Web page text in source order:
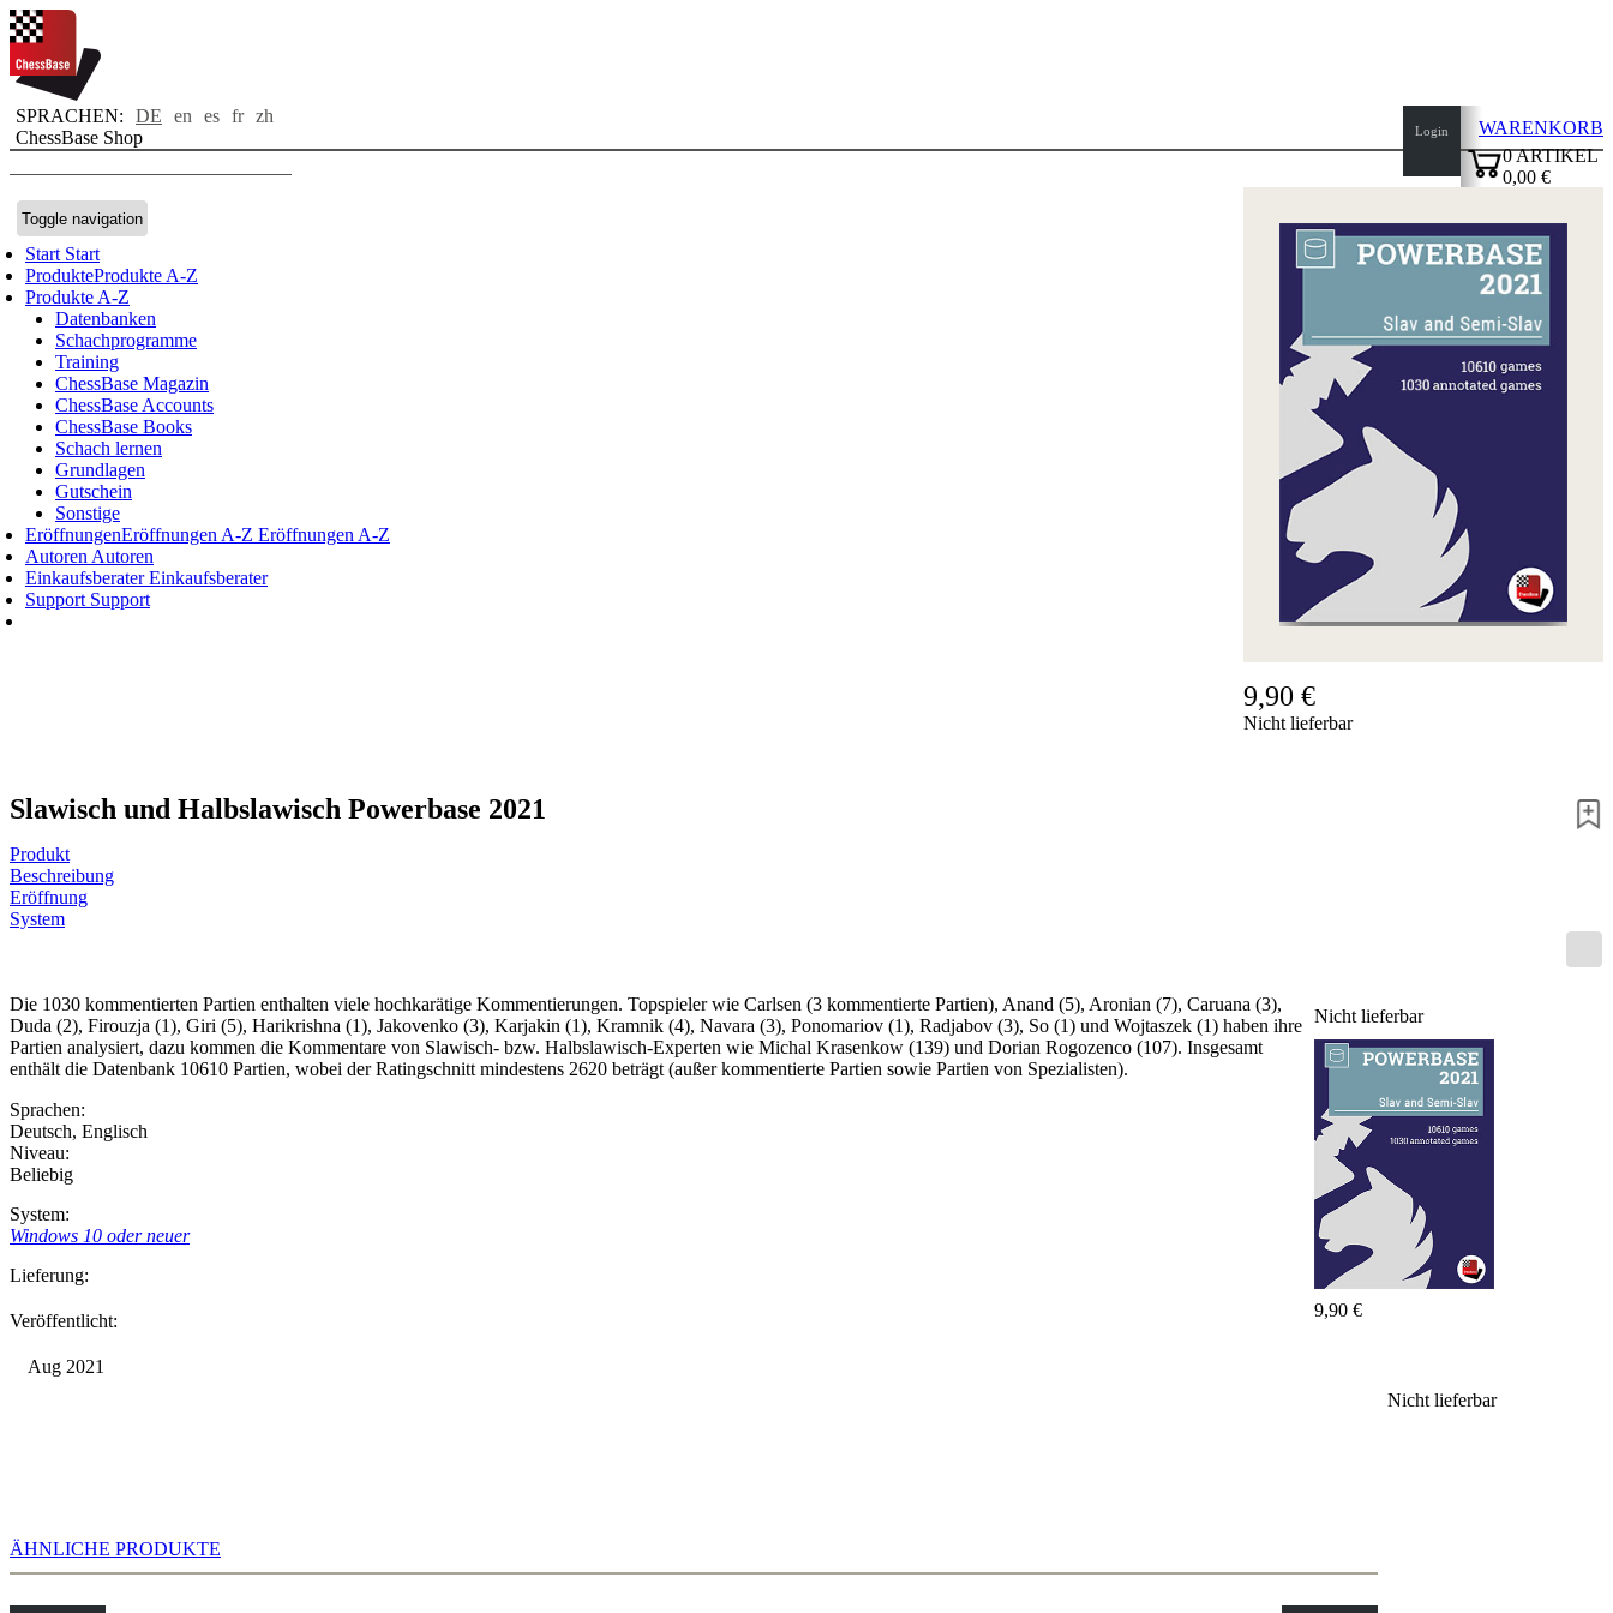
SPRACHEN: DE en es fr zh
ChessBase Shop
Toggle navigation
Start Start
ProdukteProdukte A-Z
Produkte A-Z
Datenbanken
Schachprogramme
Training
ChessBase Magazin
ChessBase Accounts
ChessBase Books
Schach lernen
Grundlagen
Gutschein
Sonstige
EröffnungenEröffnungen A-Z Eröffnungen A-Z
Autoren Autoren
EinkaufsberaterEinkaufsberater
Support Support
Login
WARENKORB
0ARTIKEL
0,00 €
9,90 €
Nicht lieferbar
Slawisch und Halbslawisch Powerbase 2021
Produkt
Beschreibung
Eröffnung
System
Nicht lieferbar
9,90 €
Die 1030 kommentierten Partien enthalten viele hochkarätige Kommentierungen. Topspieler wie Carlsen (3 kommentierte Partien), Anand (5), Aronian (7), Caruana (3),
Duda (2), Firouzja (1), Giri (5), Harikrishna (1), Jakovenko (3), Karjakin (1), Kramnik (4), Navara (3), Ponomariov (1), Radjabov (3), So (1) und Wojtaszek (1) haben ihre
Partien analysiert, dazu kommen die Kommentare von Slawisch- bzw. Halbslawisch-Experten wie Michal Krasenkow (139) und Dorian Rogozenco (107). Insgesamt
enthält die Datenbank 10610 Partien, wobei der Ratingschnitt mindestens 2620 beträgt (außer kommentierte Partien sowie Partien von Spezialisten).
Sprachen:
Deutsch, Englisch
Niveau:
Beliebig
System:
Windows 10 oder neuer
Lieferung:
Veröffentlicht:
Aug 2021
Nicht lieferbar
ÄHNLICHE PRODUKTE
Seitenanfang
Neuheiten
Autoren
Eröffnungen
Impressum
AGB
Datenschutz
über
FAQ
Lizenzen
Barrierefreiheit
Cookies
Management
Compliance
Chessbase
Accounts
Dukaten
Endspiel
Master
Class
Weltmeisterschach
Monographie
60
FritzTrainer
Schach
lernen
Anfängerprodukte
Abonnement